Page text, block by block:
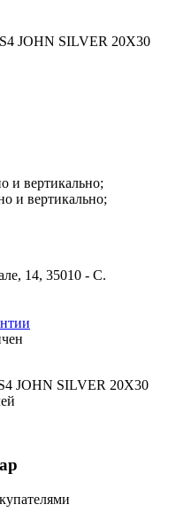
JOHN SILVER 20X30
и вертикально;
и вертикально;
14, 35010 - С.
JOHN SILVER 20X30